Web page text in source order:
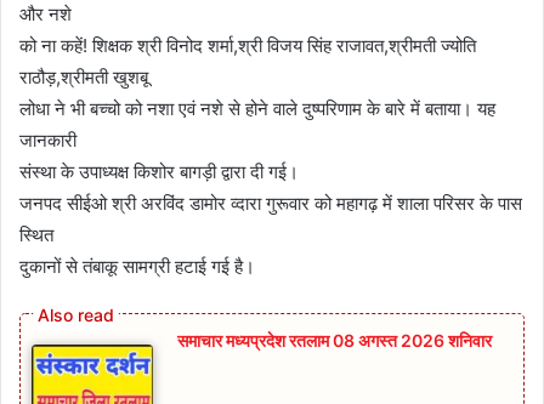
और नशे
को ना कहें! शिक्षक श्री विनोद शर्मा,श्री विजय सिंह राजावत,श्रीमती ज्योति
राठौड़,श्रीमती खुशबू
लोधा ने भी बच्‍चो को नशा एवं नशे से होने वाले दुष्परिणाम के बारे में बताया। यह
जानकारी
संस्था के उपाध्यक्ष किशोर बागड़ी द्वारा दी गई।
जनपद सीईओ श्री अरविंद डामोर व्‍दारा गुरूवार को महागढ़ में शाला परिसर के पास
स्थित
दुकानों से तंबाकू सामग्री हटाई गई है।
समाचार मध्यप्रदेश रतलाम 08 अगस्त 2026 शनिवार